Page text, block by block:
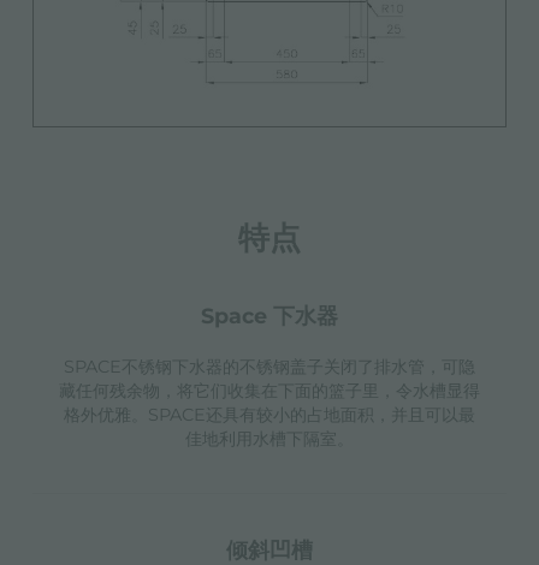
特点
space 下水器
SPACE不锈钢下水器的不锈钢盖子关闭了排水管，可隐
藏任何残余物，将它们收集在下面的篮子里，令水槽显得
格外优雅。SPACE还具有较小的占地面积，并且可以最
佳地利用水槽下隔室。
倾斜凹槽